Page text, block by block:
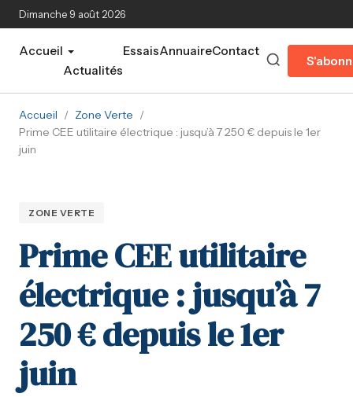
Aller au contenu principal
Dimanche 9 août 2026
Accueil
Actualités
EssaisAnnuaireContact
Accueil / Zone Verte /
Prime CEE utilitaire électrique : jusqu’à 7 250 € depuis le 1er
juin
ZONE VERTE
Prime CEE utilitaire
électrique : jusqu’à 7
250 € depuis le 1er
juin